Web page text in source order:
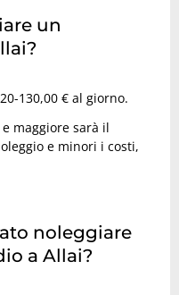
un
130,00 € al giorno.
maggiore sarà il
e minori i costi,
noleggiare
a Allai?